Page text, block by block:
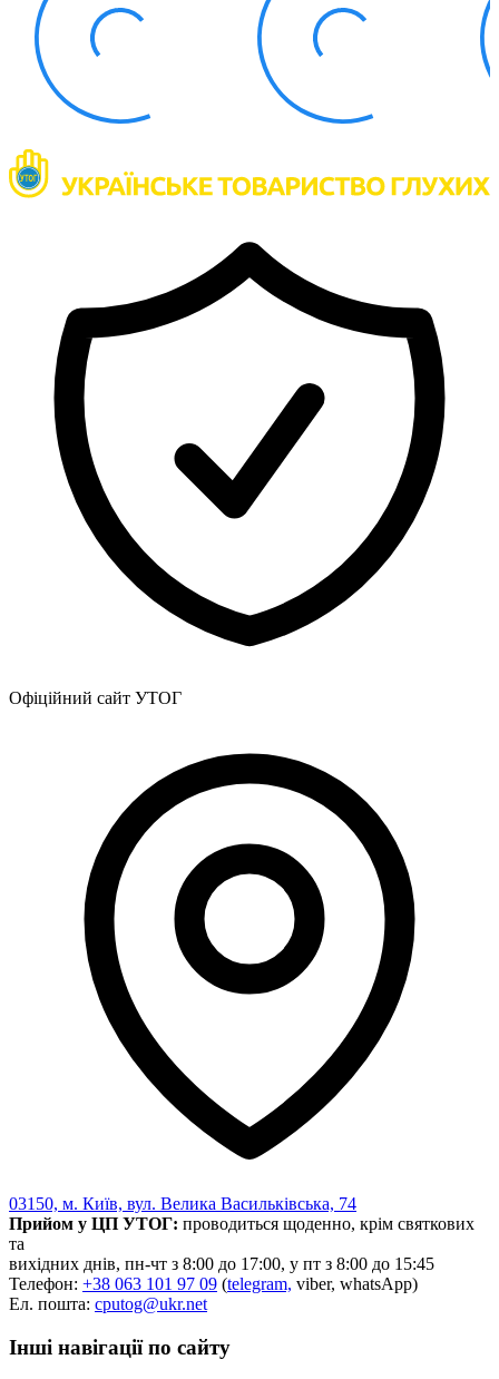
Офіційний сайт УТОГ
03150, м. Київ, вул. Велика Васильківська, 74
Прийом у ЦП УТОГ: проводиться щоденно, крім святкових
та
вихідних днів, пн-чт з 8:00 до 17:00, у пт з 8:00 до 15:45
Телефон: +38 063 101 97 09 (telegram, viber, whatsApp)
Ел. пошта: cputog@ukr.net
Інші навігації по сайту